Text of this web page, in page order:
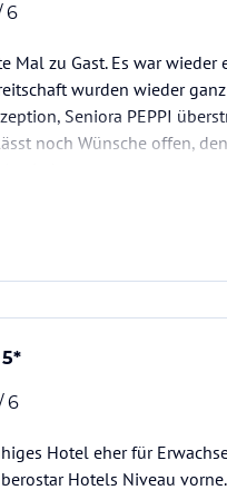
6
Mal zu Gast. Es war
wurden wieder
Seniora PEPPI
noch Wünsche offen,
6
Hotel eher für
Hotels Niveau